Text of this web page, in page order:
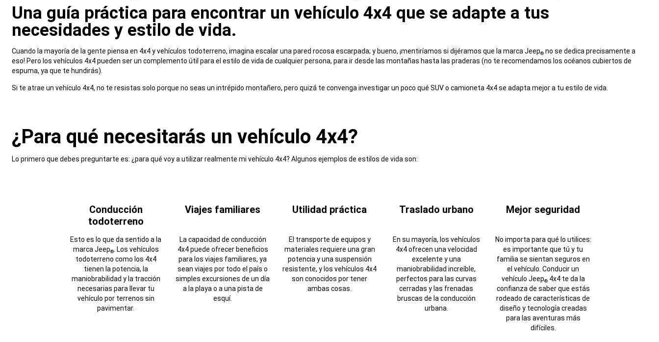
Una guía práctica para encontrar un vehículo 4x4 que se adapte a tus
necesidades y estilo de vida.​​​​​​​
Cuando la mayoría de la gente piensa en 4x4 y vehículos todoterreno, imagina escalar una pared rocosa escarpada; y bueno, ¡mentiríamos si dijéramos que la marca Jeep® no se dedica precisamente a
eso! Pero los vehículos 4x4 pueden ser un complemento útil para el estilo de vida de cualquier persona, para ir desde las montañas hasta las praderas (no te recomendamos los océanos cubiertos de
espuma, ya que te hundirás).
Si te atrae un vehículo 4x4, no te resistas solo porque no seas un intrépido montañero, pero quizá te convenga investigar un poco qué SUV o camioneta 4x4 se adapta mejor a tu estilo de vida.
¿Para qué necesitarás un vehículo 4x4?
Lo primero que debes preguntarte es: ¿para qué voy a utilizar realmente mi vehículo 4x4? Algunos ejemplos de estilos de vida son:
Conducción
todoterreno
Esto es lo que da sentido a la
marca Jeep®. Los vehículos
todoterreno como los 4x4
tienen la potencia, la
maniobrabilidad y la tracción
necesarias para llevar tu
vehículo por terrenos sin
pavimentar.
Viajes familiares
La capacidad de conducción
4x4 puede ofrecer beneficios
para los viajes familiares, ya
sean viajes por todo el país o
simples excursiones de un día
a la playa o a una pista de
esquí.
Utilidad práctica
El transporte de equipos y
materiales requiere una gran
potencia y una suspensión
resistente, y los vehículos 4x4
son conocidos por tener
ambas cosas.
Traslado urbano
En su mayoría, los vehículos
4x4 ofrecen una velocidad
excelente y una
maniobrabilidad increíble,
perfectos para las curvas
cerradas y las frenadas
bruscas de la conducción
urbana.
Mejor seguridad
No importa para qué lo utilices:
es importante que tú y tu
familia se sientan seguros en
el vehículo. Conducir un
vehículo Jeep®4x4 te da la
confianza de saber que estás
rodeado de características de
diseño y tecnología creadas
para las aventuras más
difíciles.